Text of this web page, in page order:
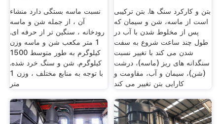
نسبت ماسه بستگی دارد منشاء
آن ، از جمله شن و ماسه
رودخانه ، سنگین تر از حرفه ای.
1 متر مکعب شن و ماسه وزن
کیلوگرم به طور متوسط 1500
کیلوگرم. شن و سنگ خرد شده.
با توجه به منابع مختلف ، وزن 1
متر
بتن و کارکرد سنگ ها. بتن ترکیبی
است از ماسه، شن و سیمان که
پس از مخلوط شدن با آب در
طول چند ساعت شروع به سفت
شدن می کند با تغییر نسبت
سنگدانه های ریز (ماسه)، درشت
(شن)، سیمان و آب، مقاومت و
کارایی بتن تغییر می کند